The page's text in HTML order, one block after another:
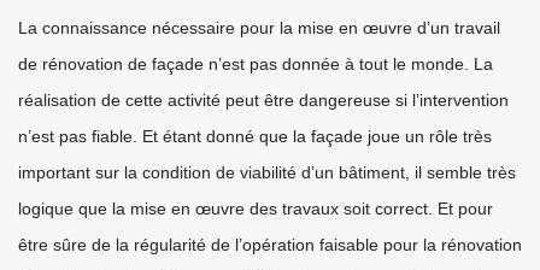
La connaissance nécessaire pour la mise en œuvre d’un travail
de rénovation de façade n’est pas donnée à tout le monde. La
réalisation de cette activité peut être dangereuse si l’intervention
n’est pas fiable. Et étant donné que la façade joue un rôle très
important sur la condition de viabilité d’un bâtiment, il semble très
logique que la mise en œuvre des travaux soit correct. Et pour
être sûre de la régularité de l’opération faisable pour la rénovation